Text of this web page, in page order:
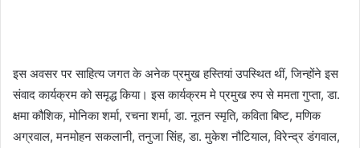
इस अवसर पर साहित्य जगत के अनेक प्रमुख हस्तियां उपस्थित थीं, जिन्होंने इस
संवाद कार्यक्रम को समृद्ध किया। इस कार्यक्रम मे प्रमुख रुप से ममता गुप्ता, डा.
क्षमा कौशिक, मोनिका शर्मा, रचना शर्मा, डा. नूतन स्मृति, कविता बिष्ट, मणिक
अग्रवाल, मनमोहन सकलानी, तनुजा सिंह, डा. मुकेश नौटियाल, विरेन्द्र डंगवाल,